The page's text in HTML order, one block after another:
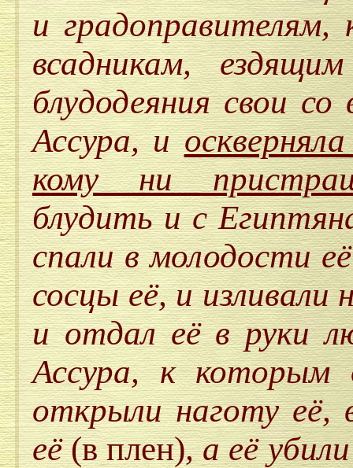
и
всадникам,
блудодеяния свои
Ассура, и
кому ни
блудить и с
спали в молодости
сосцы её, и
и отдал её в руки
Ассура, к которым
открыли наготу её,
её(в плен), а её